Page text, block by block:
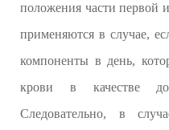
положения части первой
применяются в случае,
компоненты в день,
крови в качестве
Следовательно, в